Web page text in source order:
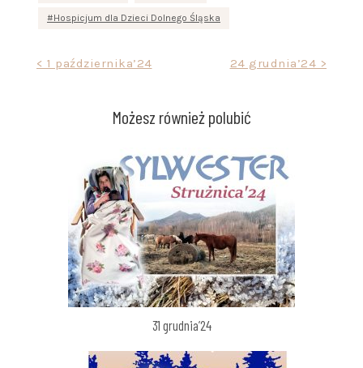
Hospicjum dla Dzieci Dolnego Śląska
Nawigacja< 1 października’24 24 grudnia’24 >
Możesz również polubić
31 grudnia’24